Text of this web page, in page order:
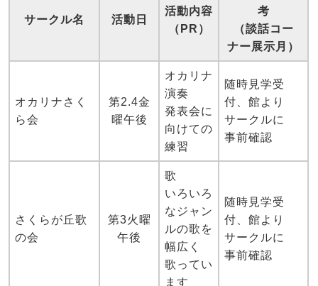
サークル名 活動日
活動内容
（PR）
考
（談話コー
ナー展示月）
オカリナさく
ら会
第2.4金
曜午後
オカリナ
演奏
発表会に
向けての
練習
随時見学受
付、館より
サークルに
事前確認
さくらが丘歌
の会
第3火曜
午後
歌
いろいろ
なジャン
ルの歌を
幅広く
歌ってい
ます
随時見学受
付、館より
サークルに
事前確認